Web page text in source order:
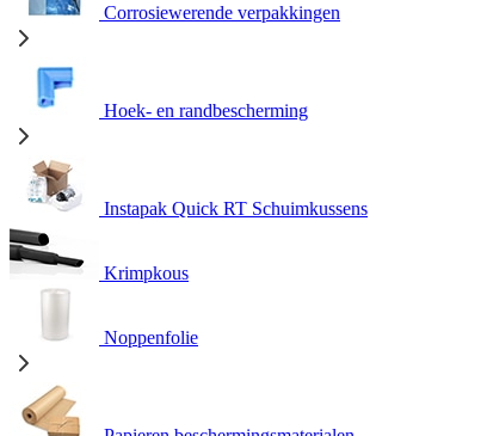
Corrosiewerende verpakkingen
Hoek- en randbescherming
Instapak Quick RT Schuimkussens
Krimpkous
Noppenfolie